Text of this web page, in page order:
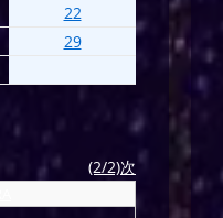
22
29
(2/2)次